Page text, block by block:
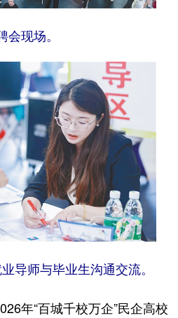
会现场。
导师与毕业生沟通交流。
年“百城千校万企”民企高校